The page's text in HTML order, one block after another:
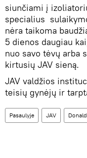
siunčiami į
specialius
nėra taikoma
5 dienos daugiau
nuo savo tėvų arba
kirtusių JAV sieną.
JAV valdžios
teisių gynėjų ir
Pasaulyje JAV